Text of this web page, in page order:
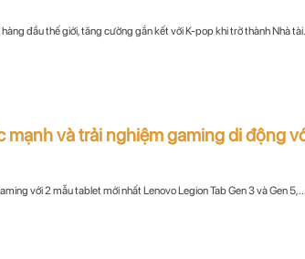
đầu thế giới, tăng cường gắn kết với K-pop khi trở thành Nhà
mạnh và trải nghiệm gaming di động
với 2 mẫu tablet mới nhất Lenovo Legion Tab Gen 3 và Gen 5,...